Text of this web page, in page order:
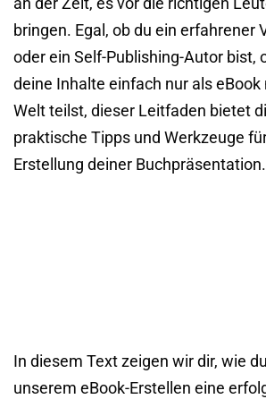
bringen. Egal, ob du ein erfahrener
oder ein Self-Publishing-Autor bist,
deine Inhalte einfach nur als eBook
Welt teilst, dieser Leitfaden bietet
praktische Tipps und Werkzeuge
Erstellung deiner Buchpräsentation.
In diesem Text zeigen wir dir, wie
unserem eBook-Erstellen eine